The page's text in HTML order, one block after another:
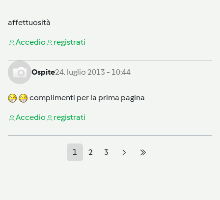
affettuosità
Accedio registrati
Ospite24. luglio 2013 - 10:44
complimenti per la prima pagina
Accedio registrati
1 2 3